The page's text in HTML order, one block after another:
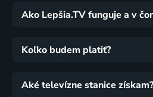
Ako Lepšia.TV funguje a v
Koľko budem platiť?
Aké televízne stanice získam?